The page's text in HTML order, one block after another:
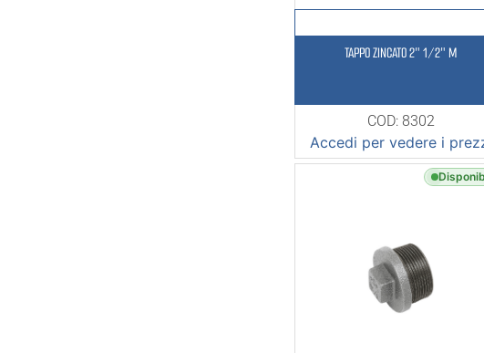
TAPPO ZINCATO 2″ 1/2″ M
COD: 8302
Accedi per vedere i